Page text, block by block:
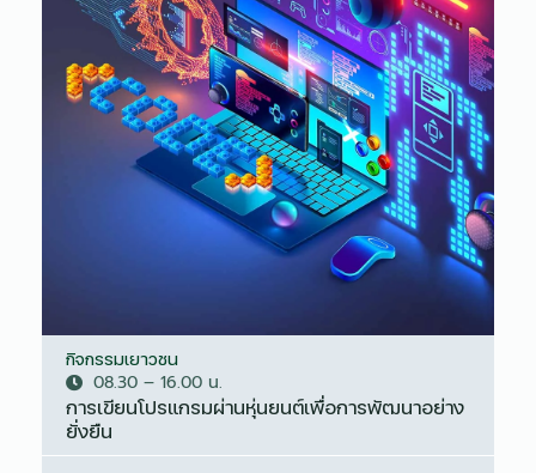
กิจกรรมเยาวชน
08.30 – 16.00 น.
การเขียนโปรแกรมผ่านหุ่นยนต์เพื่อการพัฒนาอย่าง
ยั่งยืน